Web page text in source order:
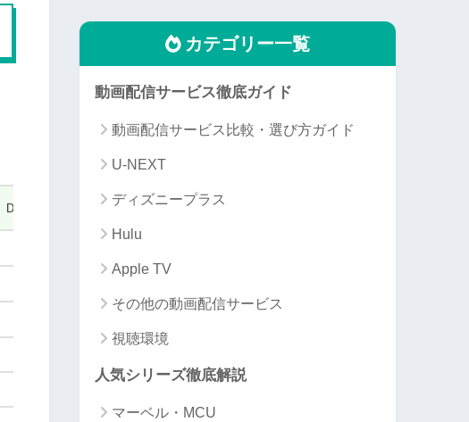
DMM TV FOD ビデオマーケット
カテゴリー一覧
動画配信サービス徹底ガイド
動画配信サービス比較・選び方ガイド
U-NEXT
ディズニープラス
Hulu
Apple TV
その他の動画配信サービス
視聴環境
人気シリーズ徹底解説
マーベル・MCU